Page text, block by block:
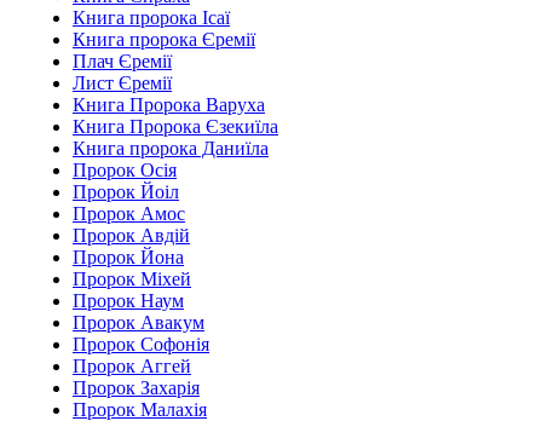
Книга пророка Ісаї
Книга пророка Єремії
Плач Єремії
Лист Єремії
Книга Пророка Варуха
Книга Пророка Єзекиїла
Книга пророка Даниїла
Пророк Осія
Пророк Йоіл
Пророк Амос
Пророк Авдій
Пророк Йона
Пророк Міхей
Пророк Наум
Пророк Авакум
Пророк Софонія
Пророк Аггей
Пророк Захарія
Пророк Малахія